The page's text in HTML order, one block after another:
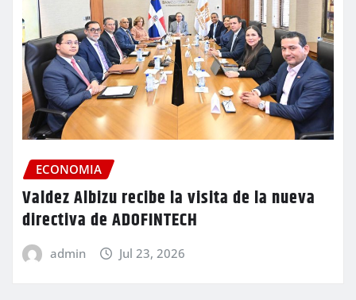
ECONOMIA
Valdez Albizu recibe la visita de la nueva
directiva de ADOFINTECH
admin Jul 23, 2026